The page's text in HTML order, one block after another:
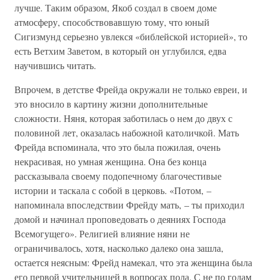
лучше. Таким образом, Якоб создал в своем доме
атмосферу, способствовавшую тому, что юный
Сигизмунд серьезно увлекся «библейской историей», то
есть Ветхим Заветом, в который он углубился, едва
научившись читать.
Впрочем, в детстве Фрейда окружали не только евреи, и
это вносило в картину жизни дополнительные
сложности. Няня, которая заботилась о нем до двух с
половиной лет, оказалась набожной католичкой. Мать
Фрейда вспоминала, что это была пожилая, очень
некрасивая, но умная женщина. Она без конца
рассказывала своему подопечному благочестивые
истории и таскала с собой в церковь. «Потом, –
напоминала впоследствии Фрейду мать, – ты приходил
домой и начинал проповедовать о деяниях Господа
Всемогущего». Религией влияние няни не
ограничивалось, хотя, насколько далеко она зашла,
остается неясным: Фрейд намекал, что эта женщина была
его первой учительницей в вопросах пола. С не по годам